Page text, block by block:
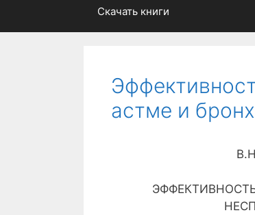
Скачать книги
астме и